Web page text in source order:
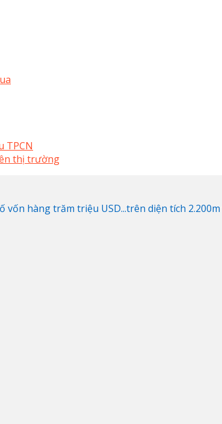
TPCN
thị trường
vốn hàng trăm triệu USD...trên diện tích